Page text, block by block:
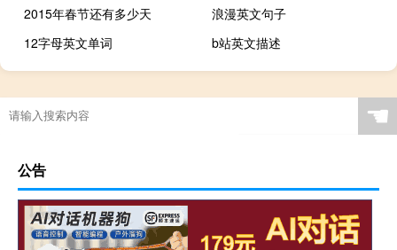
2015年春节还有多少天
浪漫英文句子
12字母英文单词
b站英文描述
☚
公告